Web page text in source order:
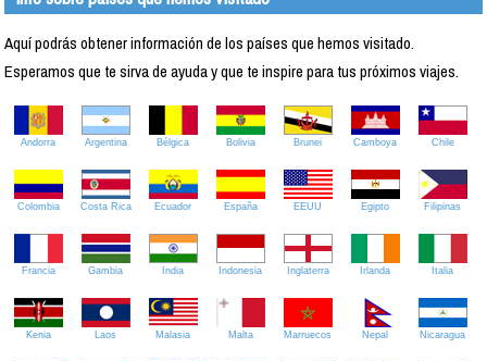
Aquí podrás obtener información de los países que hemos visitado.
Esperamos que te sirva de ayuda y que te inspire para tus próximos viajes.
Andorra Argentina Bélgica Bolivia Brunei Camboya Chile
Colombia Costa Rica Ecuador España EEUU Egipto Filipinas
Francia Gambia India Indonesia Inglaterra Irlanda Italia
Kenia Laos Malasia Malta Marruecos Nepal Nicaragua